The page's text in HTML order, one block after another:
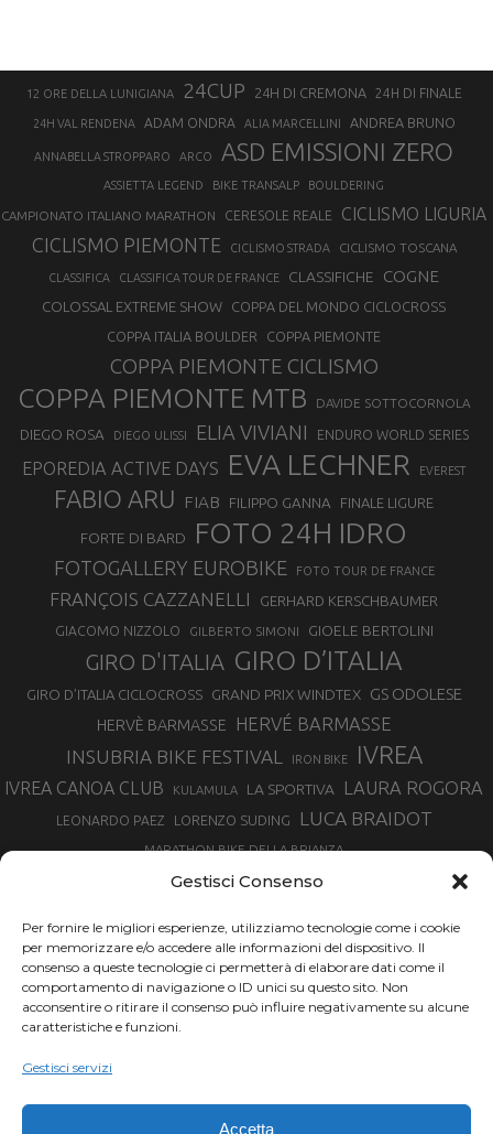
Gestisci Consenso
Per fornire le migliori esperienze, utilizziamo tecnologie come i cookie
per memorizzare e/o accedere alle informazioni del dispositivo. Il
consenso a queste tecnologie ci permetterà di elaborare dati come il
comportamento di navigazione o ID unici su questo sito. Non
acconsentire o ritirare il consenso può influire negativamente su alcune
caratteristiche e funzioni.
Gestisci servizi
Accetta
12 ORE DELLA LUNIGIANA 24CUP 24H DI CREMONA 24H DI FINALE
24H VAL RENDENA ADAM ONDRA ALIA MARCELLINI ANDREA BRUNO
ANNABELLA STROPPARO ARCO ASD EMISSIONI ZERO
ASSIETTA LEGEND BIKE TRANSALP BOULDERING
CAMPIONATO ITALIANO MARATHON CERESOLE REALE CICLISMO LIGURIA
CICLISMO PIEMONTE CICLISMO STRADA CICLISMO TOSCANA
CLASSIFICA CLASSIFICA TOUR DE FRANCE CLASSIFICHE COGNE
COLOSSAL EXTREME SHOW
COPPA DEL MONDO CICLOCROSS
COPPA ITALIA BOULDER
COPPA PIEMONTE
COPPA PIEMONTE CICLISMO
COPPA PIEMONTE MTB DAVIDE SOTTOCORNOLA
DIEGO ROSA DIEGO ULISSI ELIA VIVIANI ENDURO WORLD SERIES
EPOREDIA ACTIVE DAYS EVA LECHNER EVEREST
FABIO ARU FIAB FILIPPO GANNA FINALE LIGURE
FORTE DI BARD FOTO 24H IDRO
FOTOGALLERY EUROBIKE FOTO TOUR DE FRANCE
FRANÇOIS CAZZANELLI GERHARD KERSCHBAUMER
GIACOMO NIZZOLO GILBERTO SIMONI GIOELE BERTOLINI
GIRO D'ITALIA GIRO D’ITALIA
GIRO D’ITALIA CICLOCROSS GRAND PRIX WINDTEX GS ODOLESE
HERVÈ BARMASSE
HERVÉ BARMASSE
INSUBRIA BIKE FESTIVAL
IRON BIKE IVREA
IVREA CANOA CLUB KULAMULA LA SPORTIVA LAURA ROGORA
LEONARDO PAEZ LORENZO SUDING LUCA BRAIDOT
MARATHON BIKE DELLA BRIANZA
MARCO AURELIO FONTANA
MARTINO FRUET MATHIEU VAN DER POEL MATTEO TRENTIN MIKE FELDERER
MIRKO CELESTINO NIBALI
NINO SCHURTER
PARCO NAZIONALE GRAN PARADISO
PROMENADO BIKE
SIMONE MORO